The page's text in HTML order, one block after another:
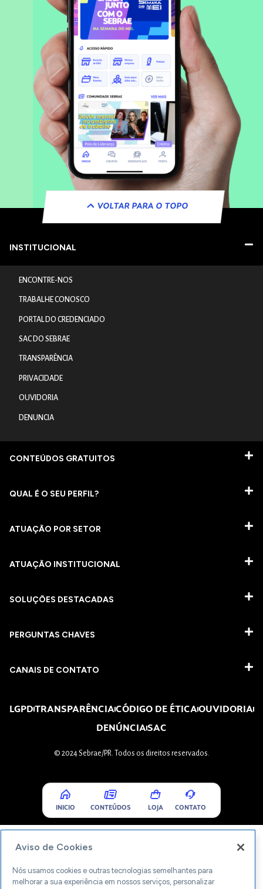
VOLTAR PARA O TOPO
INSTITUCIONAL
ENCONTRE-NOS
TRABALHE CONOSCO
PORTAL DO CREDENCIADO
SAC DO SEBRAE
TRANSPARÊNCIA
PRIVACIDADE
OUVIDORIA
DENUNCIA
CONTEÚDOS GRATUITOS
QUAL É O SEU PERFIL?
ATUAÇÃO POR SETOR
ATUAÇÃO INSTITUCIONAL
SOLUÇÕES DESTACADAS
PERGUNTAS CHAVES​
CANAIS DE CONTATO
LGPDTRANSPARÊNCIACÓDIGO DE ÉTICAOUVIDORIA
DENÚNCIASAC
© 2024 Sebrae/PR. Todos os direitos reservados.
INICIO CONTEÚDOS LOJA CONTATO
Aviso de Cookies
Nós usamos cookies e outras tecnologias semelhantes para
melhorar a sua experiência em nossos serviços, personalizar